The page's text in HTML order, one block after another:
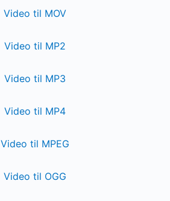
Video til MOV
Video til MP2
Video til MP3
Video til MP4
Video til MPEG
Video til OGG